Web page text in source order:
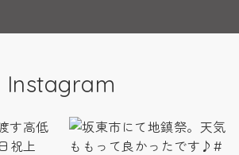
Instagram